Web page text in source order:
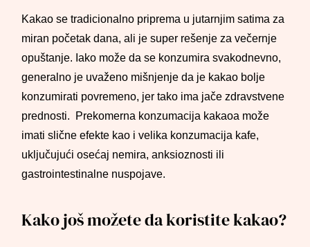
Kakao se tradicionalno priprema u jutarnjim satima za
miran početak dana, ali je super rešenje za večernje
opuštanje. Iako može da se konzumira svakodnevno,
generalno je uvaženo mišnjenje da je kakao bolje
konzumirati povremeno, jer tako ima jače zdravstvene
prednosti. Prekomerna konzumacija kakaoa može
imati slične efekte kao i velika konzumacija kafe,
uključujući osećaj nemira, anksioznosti ili
gastrointestinalne nuspojave.
Kako još možete da koristite kakao?